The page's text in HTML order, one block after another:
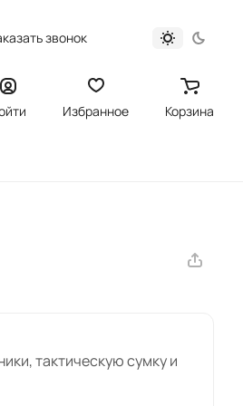
звонок
Избранное Корзина
тактическую сумку и